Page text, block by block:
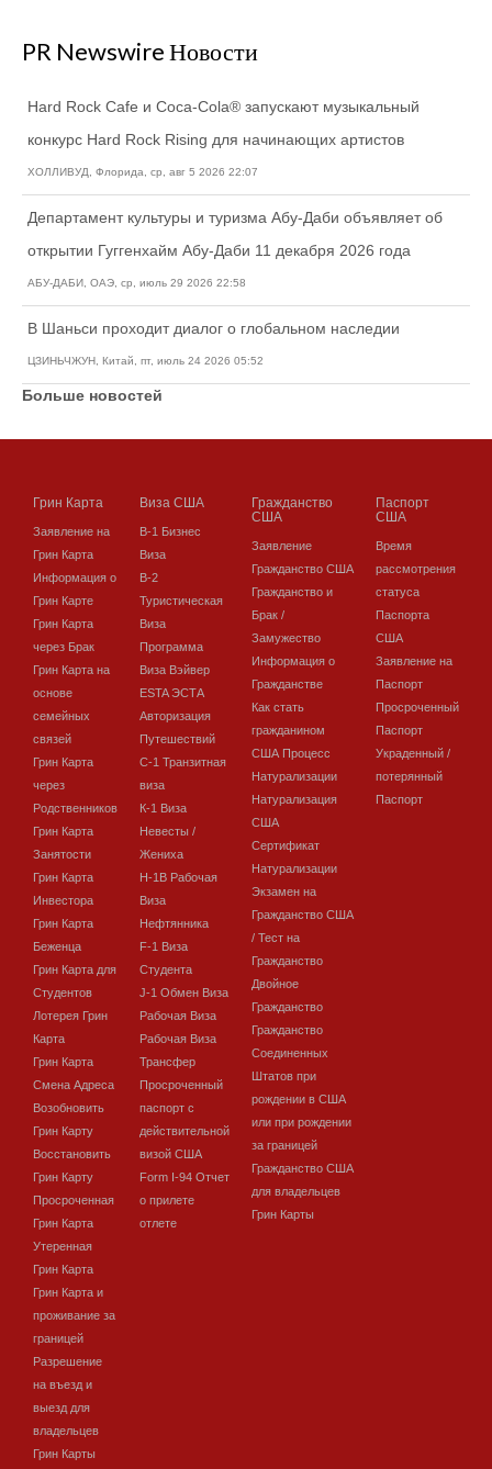
PR Newswire Новости
Hard Rock Cafe и Coca-Cola® запускают музыкальный
конкурс Hard Rock Rising для начинающих артистов
ХОЛЛИВУД, Флорида, ср, авг 5 2026 22:07
Департамент культуры и туризма Абу-Даби объявляет об
открытии Гуггенхайм Абу-Даби 11 декабря 2026 года
АБУ-ДАБИ, ОАЭ, ср, июль 29 2026 22:58
В Шаньси проходит диалог о глобальном наследии
ЦЗИНЬЧЖУН, Китай, пт, июль 24 2026 05:52
Больше новостей
Грин Карта
Заявление на
Грин Карта
Информация о
Грин Карте
Грин Карта
через Брак
Грин Карта на
основе
семейных
связей
Грин Карта
через
Родственников
Грин Карта
Занятости
Грин Карта
Инвестора
Грин Карта
Беженца
Грин Карта для
Студентов
Лотерея Грин
Карта
Грин Карта
Смена Адреса
Возобновить
Грин Карту
Восстановить
Грин Карту
Просроченная
Грин Карта
Утеренная
Грин Карта
Грин Карта и
проживание за
границей
Разрешение
на въезд и
выезд для
владельцев
Грин Карты
Виза США
В-1 Бизнес
Виза
В-2
Туристическая
Виза
Программа
Виза Вэйвер
ESTA ЭСТА
Авторизация
Путешествий
C-1 Транзитная
виза
К-1 Виза
Невесты /
Жениха
H-1B Рабочая
Виза
Нефтянника
F-1 Виза
Студента
J-1 Обмен Виза
Рабочая Виза
Рабочая Виза
Трансфер
Просроченный
паспорт с
действительной
визой США
Form I-94 Отчет
о прилете
отлете
Гражданство
США
Заявление
Гражданство США
Гражданство и
Брак /
Замужество
Информация о
Гражданстве
Как стать
гражданином
США Процесс
Натурализации
Натурализация
США
Сертификат
Натурализации
Экзамен на
Гражданство США
/ Тест на
Гражданство
Двойное
Гражданство
Гражданство
Соединенных
Штатов при
рождении в США
или при рождении
за границей
Гражданство США
для владельцев
Грин Карты
Паспорт
США
Время
рассмотрения
статуса
Паспорта
США
Заявление на
Паспорт
Просроченный
Паспорт
Украденный /
потерянный
Паспорт